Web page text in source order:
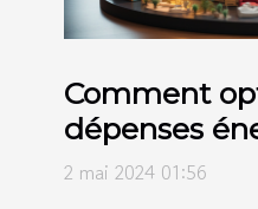
Comment
dépenses
votre maison
2 mai 2024 01:56